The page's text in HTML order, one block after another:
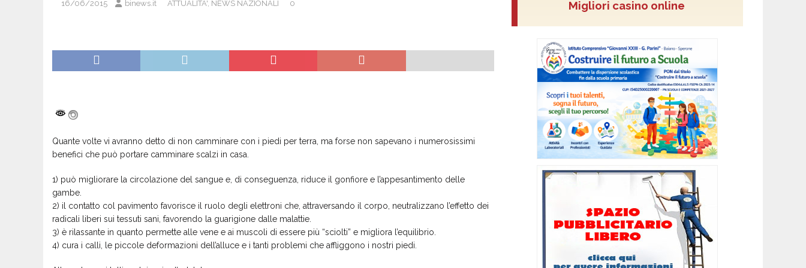
16/06/2015 binews.it ATTUALITA', NEWS NAZIONALI 0
Quante volte vi avranno detto di non camminare con i piedi per terra, ma forse non sapevano i numerosissimi
benefici che può portare camminare scalzi in casa.
1) può migliorare la circolazione del sangue e, di conseguenza, riduce il gonfiore e l’appesantimento delle
gambe.
2) il contatto col pavimento favorisce il ruolo degli elettroni che, attraversando il corpo, neutralizzano l’effetto dei
radicali liberi sui tessuti sani, favorendo la guarigione dalle malattie.
3) è rilassante in quanto permette alle vene e ai muscoli di essere più “sciolti” e migliora l’equilibrio.
4) cura i calli, le piccole deformazioni dell’alluce e i tanti problemi che affliggono i nostri piedi.
Migliori casino online